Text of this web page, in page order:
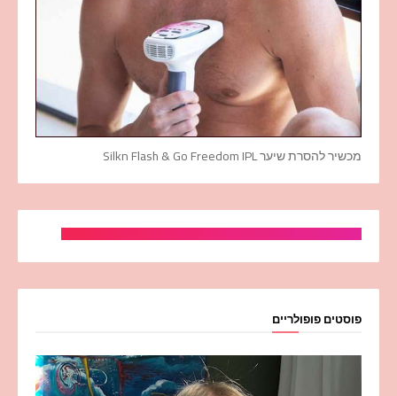
מכשיר להסרת שיער Silkn Flash & Go Freedom IPL
פוסטים פופולריים